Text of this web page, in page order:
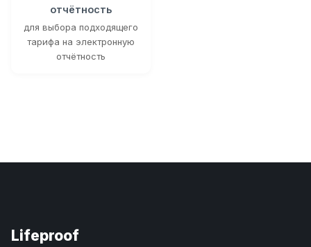
отчётность
для выбора подходящего
тарифа на электронную
отчётность
Lifeproof